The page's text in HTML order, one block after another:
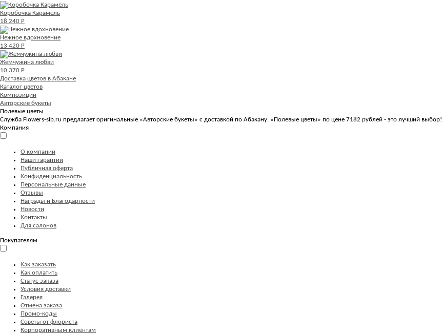
Коробочка Карамель
18 240 Р
Нежное вдохновение
13 420 Р
Жемчужина любви
10 370 Р
Доставка цветов в Абакане
Каталог цветов
Композиции
Авторские букеты
Полевые цветы
Служба Flowers-sib.ru предлагает оригинальные «Авторские букеты» с доставкой по Абакану. «Полевые цветы» по цене 7182 рублей - это лучший выбор!
Компания
О компании
Наши гарантии
Публичная оферта
Конфиденциальность
Персональные данные
Отзывы
Награды и Благодарности
Новости
Контакты
Для салонов
Покупателям
Как заказать
Как оплатить
Статус заказа
Условия доставки
Галерея
Отмена заказа
Промо-коды
Советы от флориста
Корпоративным клиентам